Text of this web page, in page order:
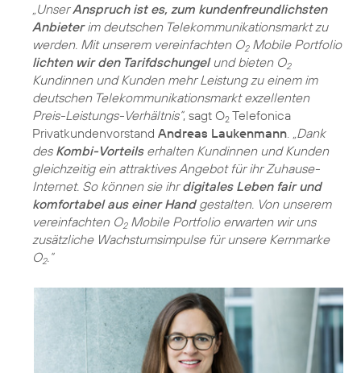
„UnserAnspruch ist es, zum kundenfreundlichsten
Anbieterim deutschen Telekommunikationsmarkt zu
werden. Mit unserem vereinfachten O2Mobile Portfolio
lichten wir den Tarifdschungelund bieten O2
Kundinnen und Kunden mehr Leistung zu einem im
deutschen Telekommunikationsmarkt exzellenten
Preis-Leistungs-Verhältnis“, sagt O2 Telefonica
Privatkundenvorstand Andreas Laukenmann. „Dank
des Kombi-Vorteilserhalten Kundinnen und Kunden
gleichzeitig ein attraktives Angebot für ihr Zuhause-
Internet. So können sie ihrdigitales Leben fair und
komfortabel aus einer Handgestalten. Von unserem
vereinfachten O2Mobile Portfolio erwarten wir uns
zusätzliche Wachstumsimpulse für unsere Kernmarke
O2.“